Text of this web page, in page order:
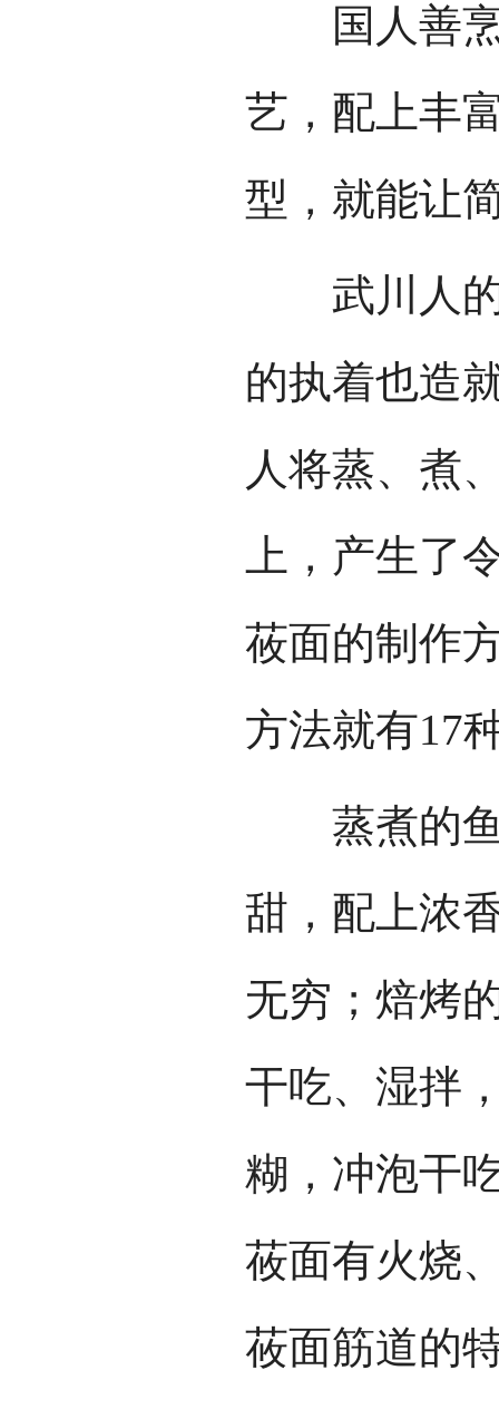
国人善烹
艺，配上丰
型，就能让
武川人的
的执着也造
人将蒸、煮
上，产生了
莜面的制作
方法就有17
蒸煮的鱼
甜，配上浓
无穷；焙烤
干吃、湿拌
糊，冲泡干
莜面有火烧
莜面筋道的